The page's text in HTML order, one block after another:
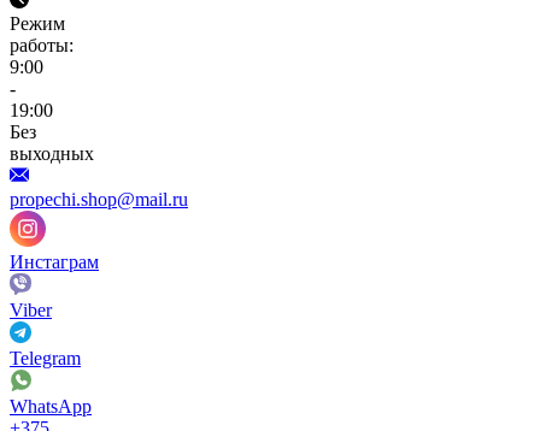
Режим
работы:
9:00
-
19:00
Без
выходных
propechi.shop@mail.ru
Инстаграм
Viber
Telegram
WhatsApp